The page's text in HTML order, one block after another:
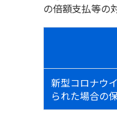
の倍額支払等の
新型コロナウ
られた場合の